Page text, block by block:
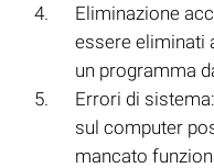
Eliminazione
essere eliminati
un programma
Errori di
sul computer
mancato